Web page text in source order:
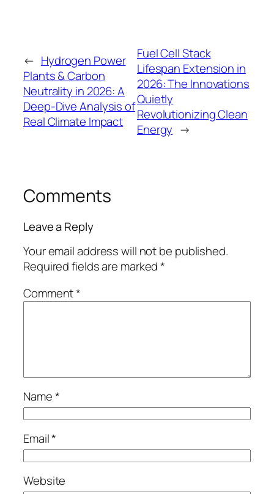
← Hydrogen Power
Plants & Carbon
Neutrality in 2026: A
Deep-Dive Analysis of
Real Climate Impact
Fuel Cell Stack
Lifespan Extension in
2026: The Innovations
Quietly
Revolutionizing Clean
Energy →
Comments
Leave a Reply
Your email address will not be published.
Required fields are marked*
Comment*
Name*
Email*
Website